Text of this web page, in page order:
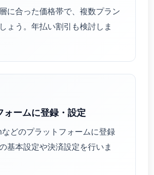
に合った価格帯で、複数プラン
ょう。年払い割引も検討しま
ォームに登録・設定
どのプラットフォームに登録
基本設定や決済設定を行いま